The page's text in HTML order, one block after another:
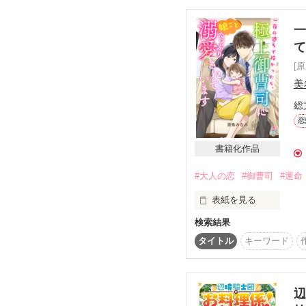
いただきました。
(出版社さまから再掲
新城　暁（30）
しんじょう　あかつき
×
新城堂子会社
ゲームソフト開発
『シンジョーテック』
企画開発部
成宮　芹（28）
なりみや　せり
暁にとっては運命の出
芹にとっては最悪の出
追いかけ追いかけられ
書籍化作品
[
総
恋
#大人の恋 #御曹司 #運命
表紙を見る
夢のような一夜から一
それから4年。一人で
松永咲綾（Saaya
×
検索結果
タイトル
キーワード